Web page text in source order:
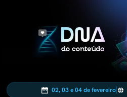
02, 03 e 04 de fevereiro